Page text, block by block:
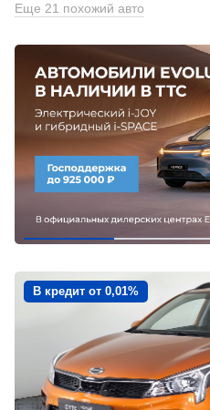
Еще 21 похожий авто
В кредит от 0,01%